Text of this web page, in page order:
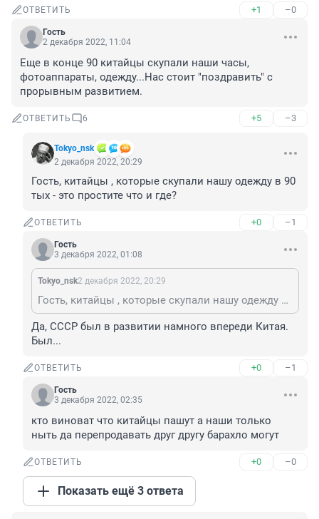
ОТВЕТИТЬ +1 –0
Гость
2 декабря 2022, 11:04
Еще в конце 90 китайцы скупали наши часы,
фотоаппараты, одежду...Нас стоит "поздравить" с
прорывным развитием.
ОТВЕТИТЬ 6 +5 –3
Tokyo_nsk
2 декабря 2022, 20:29
Гость, китайцы , которые скупали нашу одежду в 90
тых - это простите что и где?
ОТВЕТИТЬ +0 –1
Гость
3 декабря 2022, 01:08
Tokyo_nsk2 декабря 2022, 20:29
Гость, китайцы , которые скупали нашу одежду в 90 тых - это простите что и где?
Да, СССР был в развитии намного впереди Китая.
Был...
ОТВЕТИТЬ +0 –1
Гость
3 декабря 2022, 02:35
кто виноват что китайцы пашут а наши только
ныть да перепродавать друг другу барахло могут
ОТВЕТИТЬ +0 –0
Показать ещё 3 ответа